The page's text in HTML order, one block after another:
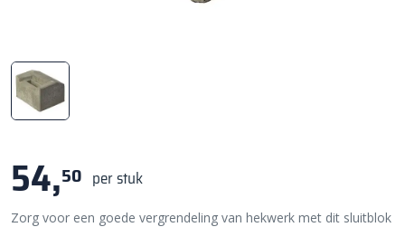
54,50 per stuk
Zorg voor een goede vergrendeling van hekwerk met dit sluitblok